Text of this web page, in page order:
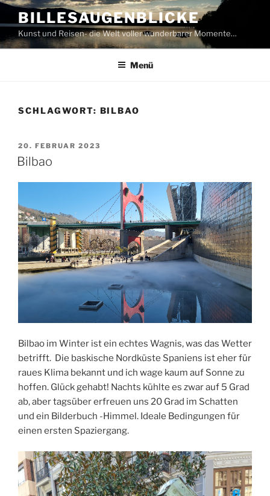
Zum
Inhalt
springen
BILLESAUGENBLICKE
Kunst und Reisen- die Welt voller wunderbarer Momente…
Menü
SCHLAGWORT: BILBAO
VERÖFFENTLICHT
AM
20. FEBRUAR 2023
Bilbao
Bilbao im Winter ist ein echtes Wagnis, was das Wetter
betrifft. Die baskische Nordküste Spaniens ist eher für
raues Klima bekannt und ich wage kaum auf Sonne zu
hoffen. Glück gehabt! Nachts kühlte es zwar auf 5 Grad
ab, aber tagsüber erfreuen uns 20 Grad im Schatten
und ein Bilderbuch -Himmel. Ideale Bedingungen für
einen ersten Spaziergang.